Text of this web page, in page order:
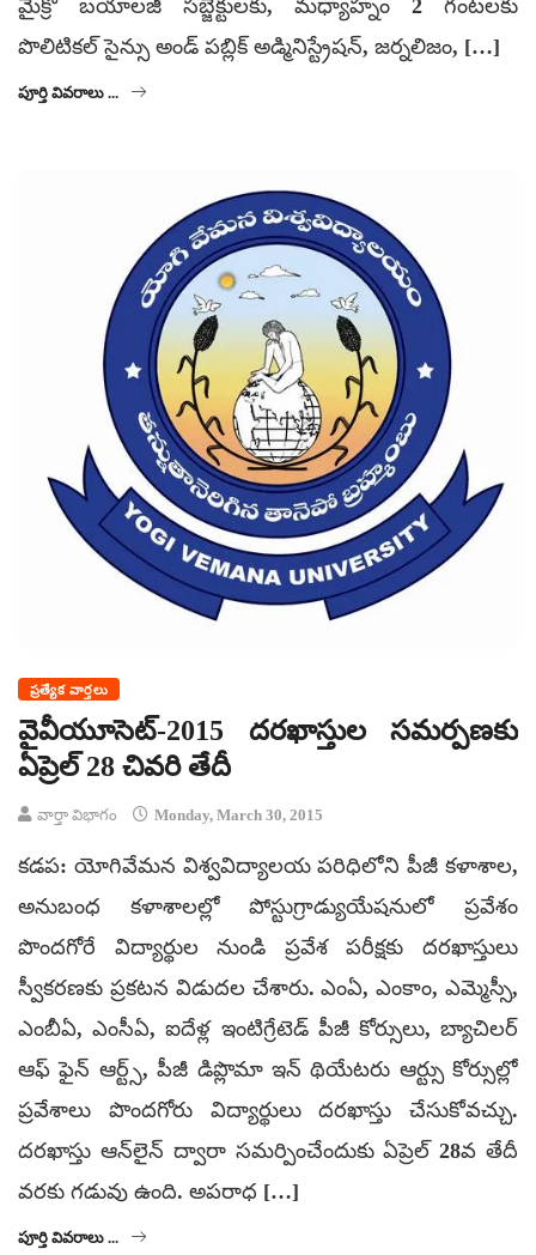
మైక్రో బయాలజీ సబ్జెక్టులకు, మధ్యాహ్నం 2 గంటలకు
పొలిటికల్ సైన్సు అండ్ పబ్లిక్ అడ్మినిస్ట్రేషన్, జర్నలిజం, […]
పూర్తి వివరాలు ...
ప్రత్యేక వార్తలు
వైవీయూసెట్-2015 దరఖాస్తుల సమర్పణకు
ఏప్రెల్ 28 చివరి తేదీ
వార్తా విభాగం Monday, March 30, 2015
కడప: యోగివేమన విశ్వవిద్యాలయ పరిధిలోని పీజీ కళాశాల,
అనుబంధ కళాశాలల్లో పోస్టుగ్రాడ్యుయేషనులో ప్రవేశం
పొందగోరే విద్యార్థుల నుండి ప్రవేశ పరీక్షకు దరఖాస్తులు
స్వీకరణకు ప్రకటన విడుదల చేశారు. ఎంఏ, ఎంకాం, ఎమ్మెస్సీ,
ఎంబీఏ, ఎంసీఏ, ఐదేళ్ల ఇంటిగ్రేటెడ్ పీజీ కోర్సులు, బ్యాచిలర్
ఆఫ్ ఫైన్ ఆర్ట్స్, పీజీ డిప్లొమా ఇన్ థియేటరు ఆర్ట్సు కోర్సుల్లో
ప్రవేశాలు పొందగోరు విద్యార్థులు దరఖాస్తు చేసుకోవచ్చు.
దరఖాస్తు ఆన్‌లైన్ ద్వారా సమర్పించేందుకు ఏప్రెల్ 28వ తేదీ
వరకు గడువు ఉంది. అపరాధ […]
పూర్తి వివరాలు ...